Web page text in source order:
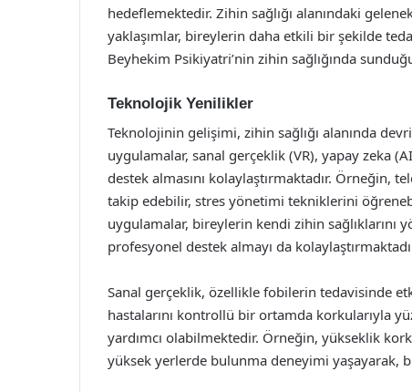
hedeflemektedir. Zihin sağlığı alanındaki
yaklaşımlar, bireylerin daha etkili bir şekilde
Beyhekim Psikiyatri’nin zihin sağlığında
Teknolojik Yenilikler
Teknolojinin gelişimi, zihin sağlığı alanında
uygulamalar, sanal gerçeklik (VR), yapay zeka
destek almasını kolaylaştırmaktadır. Örneğin,
takip edebilir, stres yönetimi tekniklerini
uygulamalar, bireylerin kendi zihin sağlıklarını
profesyonel destek almayı da
Sanal gerçeklik, özellikle fobilerin tedavisinde
hastalarını kontrollü bir ortamda korkularıyla
yardımcı olabilmektedir. Örneğin, yükseklik
yüksek yerlerde bulunma deneyimi yaşayarak,